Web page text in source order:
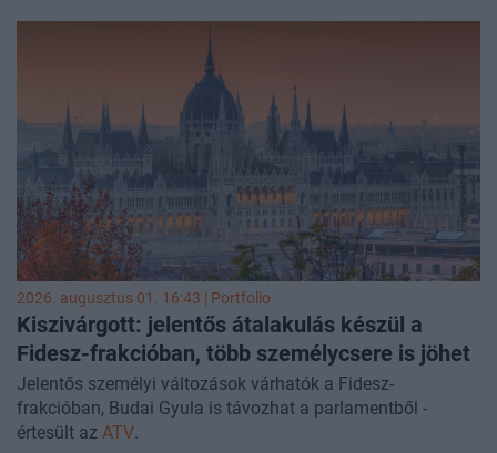
2026. augusztus 01. 16:43 | Portfolio
Kiszivárgott: jelentős átalakulás készül a
Fidesz-frakcióban, több személycsere is jöhet
Jelentős személyi változások várhatók a Fidesz-
frakcióban, Budai Gyula is távozhat a parlamentből -
értesült az ATV.